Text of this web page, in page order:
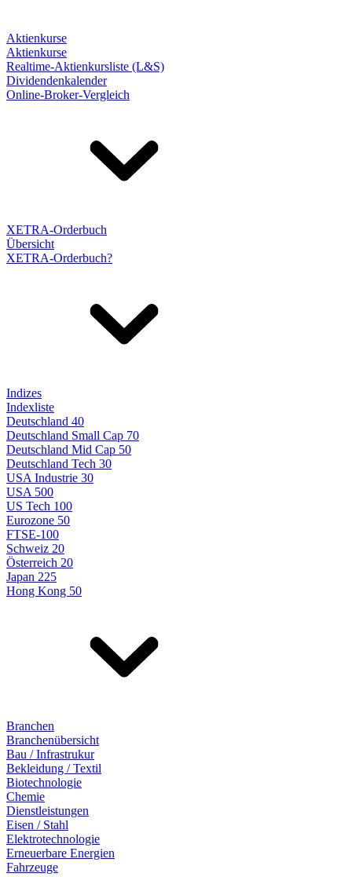
Aktienkurse
Aktienkurse
Realtime-Aktienkursliste (L&S)
Dividendenkalender
Online-Broker-Vergleich
XETRA-Orderbuch
Übersicht
XETRA-Orderbuch?
Indizes
Indexliste
Deutschland 40
Deutschland Small Cap 70
Deutschland Mid Cap 50
Deutschland Tech 30
USA Industrie 30
USA 500
US Tech 100
Eurozone 50
FTSE-100
Schweiz 20
Österreich 20
Japan 225
Hong Kong 50
Branchen
Branchenübersicht
Bau / Infrastrukur
Bekleidung / Textil
Biotechnologie
Chemie
Dienstleistungen
Eisen / Stahl
Elektrotechnologie
Erneuerbare Energien
Fahrzeuge